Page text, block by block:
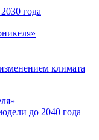
года
климата
до 2040 года